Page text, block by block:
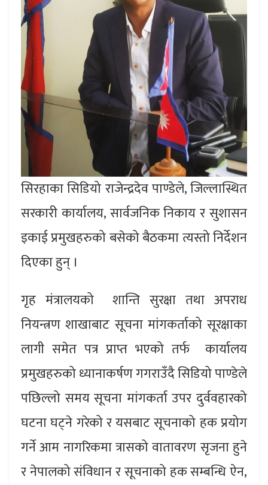
सिरहाका सिडियो राजेन्द्रदेव पाण्डेले, जिल्लास्थित
सरकारी कार्यालय, सार्वजनिक निकाय र सुशासन
इकाई प्रमुखहरुको बसेको बैठकमा त्यस्तो निर्देशन
दिएका हुन् ।
गृह मंत्रालयको शान्ति सुरक्षा तथा अपराध
नियन्त्रण शाखाबाट सूचना मांगकर्ताको सूरक्षाका
लागी समेत पत्र प्राप्त भएको तर्फ कार्यालय
प्रमुखहरुको ध्यानाकर्षण गगराउँदै सिडियो पाण्डेले
पछिल्लो समय सूचना मांगकर्ता उपर दुर्ववहारको
घटना घट्ने गरेको र यसबाट सूचनाको हक प्रयोग
गर्ने आम नागरिकमा त्रासको वातावरण सृजना हुने
र नेपालको संविधान र सूचनाको हक सम्बन्धि ऐन,